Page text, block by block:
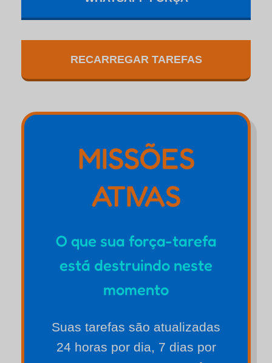
RECARREGAR TAREFAS
MISSÕES
ATIVAS
O que sua força-tarefa
está destruindo neste
momento
Suas tarefas são atualizadas
24 horas por dia, 7 dias por